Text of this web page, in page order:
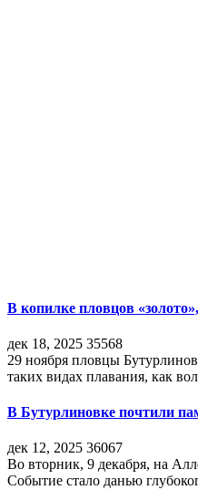
В копилке пловцов
дек 18, 2025 35568
29 ноября пловцы
таких видах плавания, как
В Бутурлиновке почтили
дек 12, 2025 36067
Во вторник, 9 декабря, на
Событие стало данью